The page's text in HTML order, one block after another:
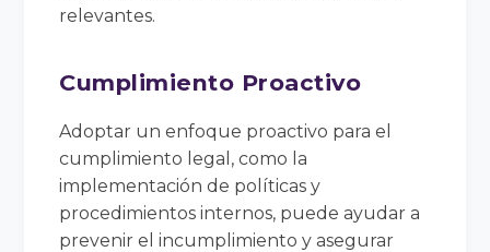
relevantes.
Cumplimiento Proactivo
Adoptar un enfoque proactivo para el
cumplimiento legal, como la
implementación de políticas y
procedimientos internos, puede ayudar a
prevenir el incumplimiento y asegurar